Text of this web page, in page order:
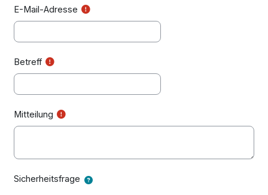
E-Mail-Adresse
Betreff
Mitteilung
Sicherheitsfrage